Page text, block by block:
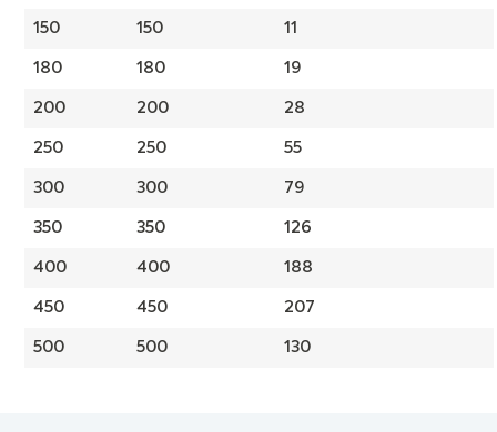
150 150 11
180 180 19
200 200 28
250 250 55
300 300 79
350 350 126
400 400 188
450 450 207
500 500 130